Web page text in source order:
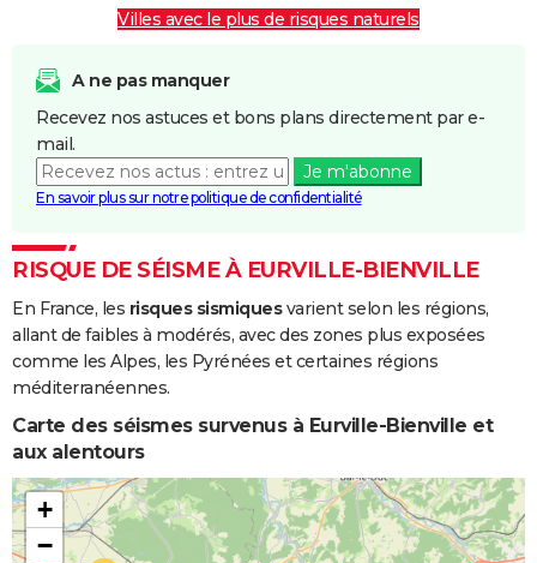
Inondations
Coulées de
01/04/1983 28/04/1983 28 j
Inondations
et/ou
Coulées de
08/12/1982 31/12/1982 24 j
Villes avec le plus de risques naturels
A ne pas manquer
Recevez nos astuces et bons plans directement par e-
mail.
Je m'abonne
En savoir plus sur notre politique de confidentialité
RISQUE DE SÉISME À EURVILLE-BIENVILLE
En France, les risques sismiquesvarient selon les régions,
allant de faibles à modérés, avec des zones plus exposées
comme les Alpes, les Pyrénées et certaines régions
méditerranéennes.
Carte des séismes survenus à Eurville-Bienville et
aux alentours
+
−